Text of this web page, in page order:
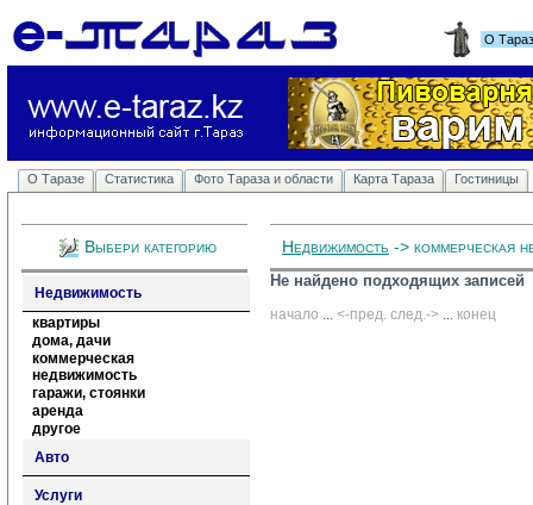
О
О Таразе Статистика Фото Тараза и области Карта Тараза Гостиницы
Выбери категорию
Недвижимость
квартиры
дома, дачи
коммерческая
недвижимость
гаражи, стоянки
аренда
другое
Авто
Услуги
Недвижимость -> коммерческая
Не найдено подходящих записей
начало ... <-пред. след.-> ... конец